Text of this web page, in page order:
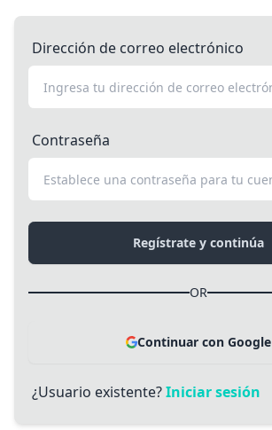
Dirección de correo electrónico
Contraseña
Regístrate y continúa
OR
Continuar con Google
¿Usuario existente?Iniciar sesión